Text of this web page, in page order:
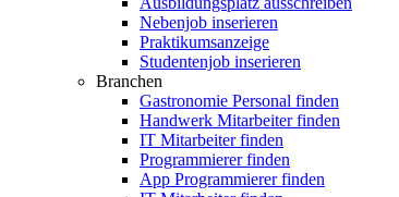
Nebenjob inserieren
Praktikumsanzeige
Studentenjob inserieren
Branchen
Gastronomie Personal finden
Handwerk Mitarbeiter finden
IT Mitarbeiter finden
Programmierer finden
App Programmierer finden